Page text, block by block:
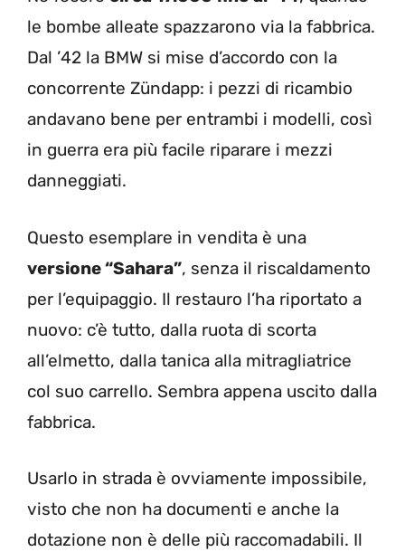
le bombe alleate spazzarono via la fabbrica.
Dal ’42 la BMW si mise d’accordo con la
concorrente Zündapp: i pezzi di ricambio
andavano bene per entrambi i modelli, così
in guerra era più facile riparare i mezzi
danneggiati.
Questo esemplare in vendita è una
versione “Sahara”, senza il riscaldamento
per l’equipaggio. Il restauro l’ha riportato a
nuovo: c’è tutto, dalla ruota di scorta
all’elmetto, dalla tanica alla mitragliatrice
col suo carrello. Sembra appena uscito dalla
fabbrica.
Usarlo in strada è ovviamente impossibile,
visto che non ha documenti e anche la
dotazione non è delle più raccomadabili. Il